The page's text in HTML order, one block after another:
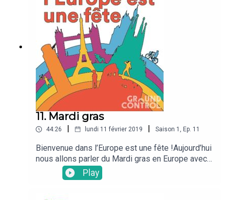
11. Mardi gras
44:26 lundi 11 février 2019 Saison 1 , Ep. 11
Bienvenue dans l’Europe est une fête !Aujourd’hui
nous allons parler du Mardi gras en Europe avec
nos chroniqueurs préférés Alé, Shinead et Ruta et
bien sûr Casimir à l'animation !
Play